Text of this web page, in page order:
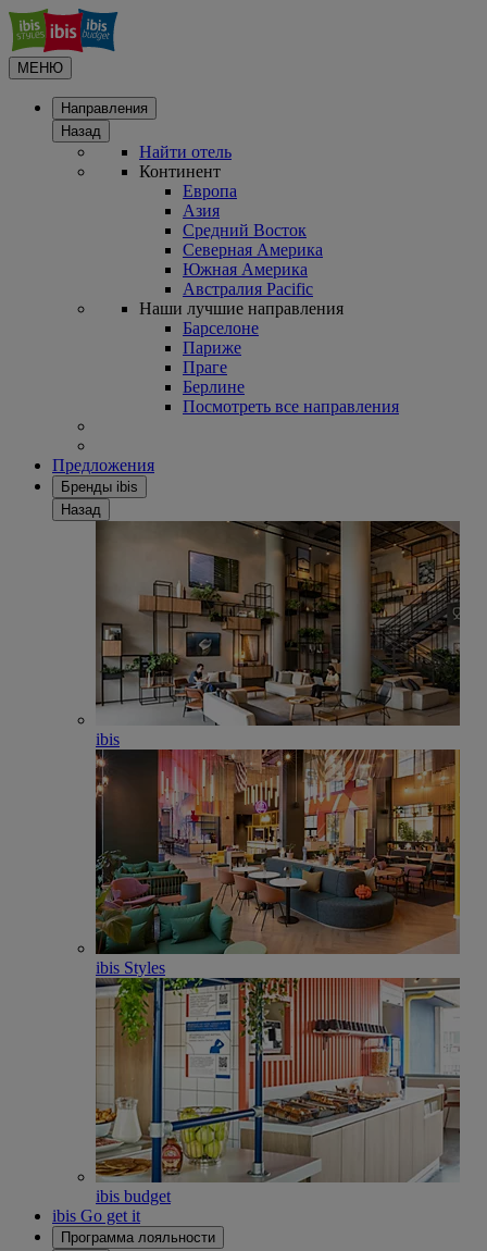
МЕНЮ
Направления
Назад
Найти отель
Континент
Европа
Азия
Средний Восток
Северная Америка
Южная Америка
Австралия Pacific
Наши лучшие направления
Барселоне
Париже
Праге
Берлине
Посмотреть все направления
Предложения
Бренды ibis
Назад
ibis
ibis Styles
ibis budget
ibis Go get it
Программа лояльности